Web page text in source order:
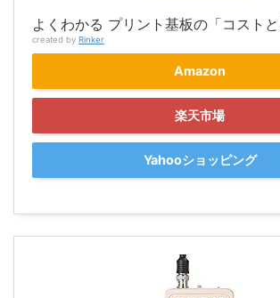
よくわかる プリント基板の「コストと
created by Rinker
Amazon
楽天市場
Yahooショッピング